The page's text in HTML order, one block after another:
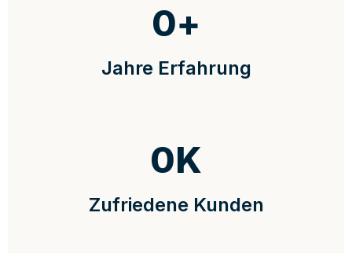
Jahre Erfahrung
0+
Zufriedene Kunden
0K